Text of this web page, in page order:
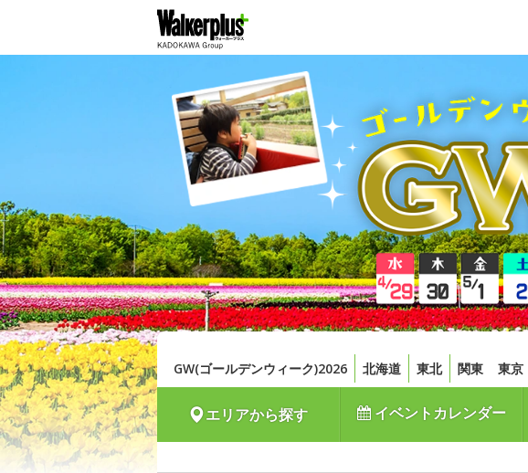
GW(ゴールデンウィーク)2026 北海道 東北 関東 東京
エリアから探す イベントカレンダー